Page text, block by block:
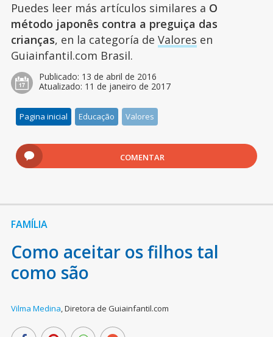
Puedes leer más artículos similares a O
método japonês contra a preguiça das
crianças, en la categoría de Valores en
Guiainfantil.com Brasil.
Publicado: 13 de abril de 2016
Atualizado: 11 de janeiro de 2017
Pagina inicial Educação Valores
COMENTAR
FAMÍLIA
Como aceitar os filhos tal
como são
Vilma Medina,Diretora de Guiainfantil.com